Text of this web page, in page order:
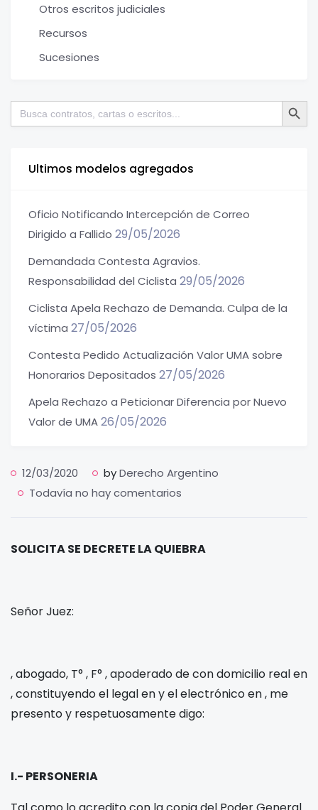
12/03/2020 byDerecho Argentino
Todavía no hay comentarios
SOLICITA SE DECRETE LA QUIEBRA
Señor Juez:
, abogado, T° , F° , apoderado decon domicilio real en
, constituyendo el legal eny el electrónico en, me
presento y respetuosamente digo:
I.- PERSONERIA
Otros escritos judiciales
Recursos
Sucesiones
Buscar: Botón de
Ultimos modelos agregados
Oficio Notificando Intercepción de Correo
Dirigido a Fallido 29/05/2026
Demandada Contesta Agravios.
Responsabilidad del Ciclista 29/05/2026
Ciclista Apela Rechazo de Demanda. Culpa de la
víctima 27/05/2026
Contesta Pedido Actualización Valor UMA sobre
Honorarios Depositados 27/05/2026
Apela Rechazo a Peticionar Diferencia por Nuevo
Valor de UMA26/05/2026